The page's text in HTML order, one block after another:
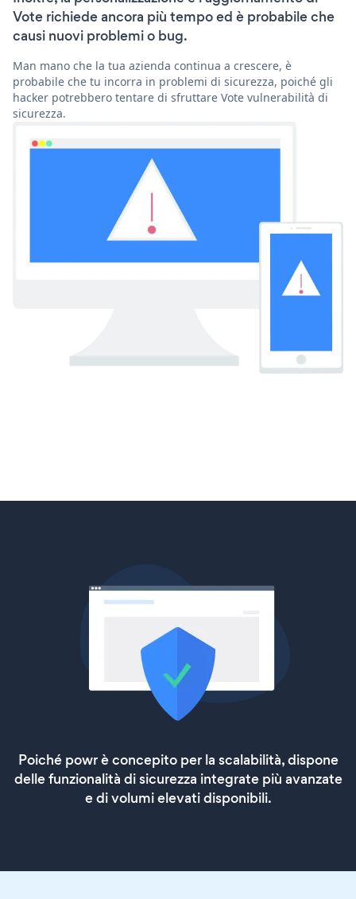
Vote richiede ancora più tempo ed è probabile che
causi nuovi problemi o bug.
Man mano che la tua azienda continua a crescere, è
probabile che tu incorra in problemi di sicurezza, poiché gli
hacker potrebbero tentare di sfruttare Vote vulnerabilità di
sicurezza.
Poiché powr è concepito per la scalabilità, dispone
delle funzionalità di sicurezza integrate più avanzate
e di volumi elevati disponibili.